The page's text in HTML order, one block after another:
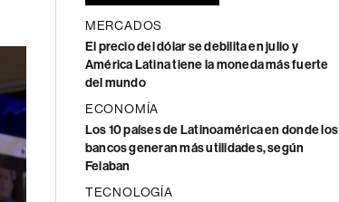
MERCADOS
El precio del dólar se debilita en julio y
América Latina tiene la moneda más fuerte
del mundo
ECONOMÍA
Los 10 países de Latinoamérica en donde los
bancos generan más utilidades, según
Felaban
TECNOLOGÍA